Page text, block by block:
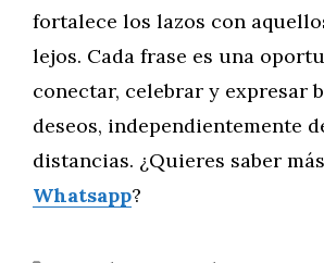
fortalece los lazos con
lejos. Cada frase es una
conectar, celebrar y expresar
deseos, independientemente
distancias. ¿Quieres saber más
Whatsapp?